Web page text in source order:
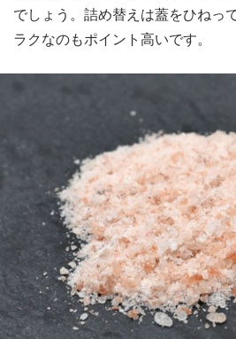
でしょう。詰め替えは蓋をひねっ
ラクなのもポイント高いです。